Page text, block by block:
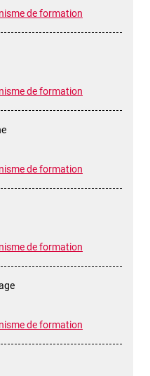
de formation
de formation
de formation
de formation
de formation